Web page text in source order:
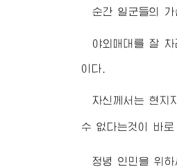
순간 일군들의 가
야외매대를 잘
이다.
자신께서는 현지
수 없다는것이 바로
정녕 인민을 위하